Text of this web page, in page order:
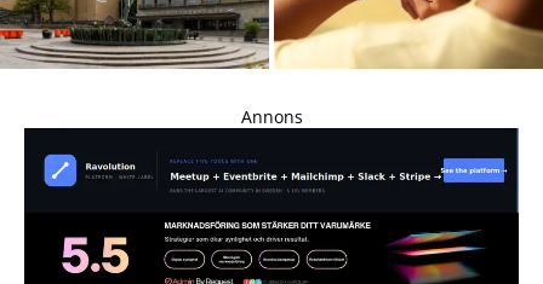
Cigarrvärlden stämmer Göteborgs
Symfoniker för vårdslös...
Inför Stockholm Halvmaraton: Sex
av tio...
Annons